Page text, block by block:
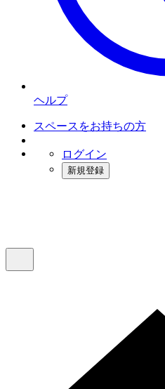
ヘルプ
スペースをお持ちの方
ログイン
新規登録